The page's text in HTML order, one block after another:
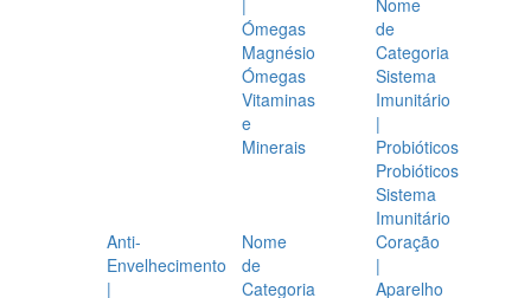
Ómegas
Magnésio
Ómegas
Vitaminas
e
Minerais
de
Categoria
Sistema
Imunitário
|
Probióticos
Probióticos
Sistema
Imunitário
Anti-
Envelhecimento
|
Nome
de
Categoria
Coração
|
Aparelho